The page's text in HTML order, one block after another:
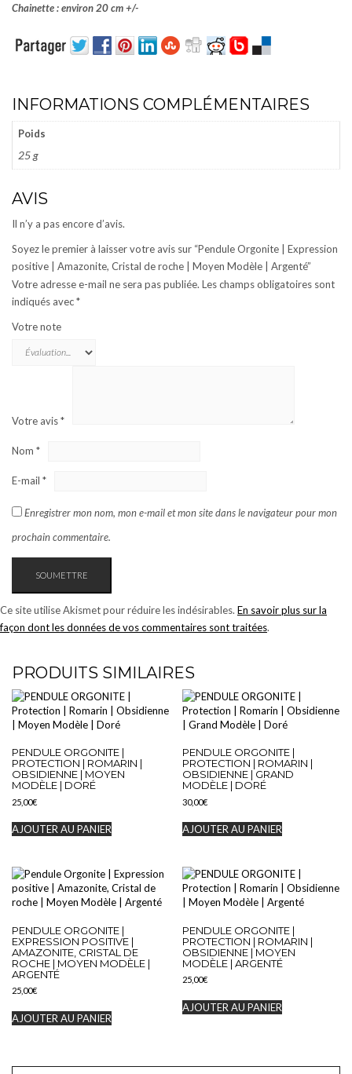
Chainette : environ 20 cm +/-
INFORMATIONS COMPLÉMENTAIRES
Poids
25 g
AVIS
Il n’y a pas encore d’avis.
Soyez le premier à laisser votre avis sur “Pendule Orgonite | Expression
positive | Amazonite, Cristal de roche | Moyen Modèle | Argenté”
Votre adresse e-mail ne sera pas publiée. Les champs obligatoires sont
indiqués avec*
Votre note
Votre avis*
Nom *
E-mail *
Enregistrer mon nom, mon e-mail et mon site dans le navigateur pour mon
prochain commentaire.
Ce site utilise Akismet pour réduire les indésirables. En savoir plus sur la
façon dont les données de vos commentaires sont traitées.
PRODUITS SIMILAIRES
PENDULE ORGONITE |
PROTECTION | ROMARIN |
OBSIDIENNE | MOYEN
MODÈLE | DORÉ
25,00€
AJOUTER AU PANIER
PENDULE ORGONITE |
PROTECTION | ROMARIN |
OBSIDIENNE | GRAND
MODÈLE | DORÉ
30,00€
AJOUTER AU PANIER
PENDULE ORGONITE |
EXPRESSION POSITIVE |
AMAZONITE, CRISTAL DE
ROCHE | MOYEN MODÈLE |
ARGENTÉ
25,00€
AJOUTER AU PANIER
PENDULE ORGONITE |
PROTECTION | ROMARIN |
OBSIDIENNE | MOYEN
MODÈLE | ARGENTÉ
25,00€
AJOUTER AU PANIER